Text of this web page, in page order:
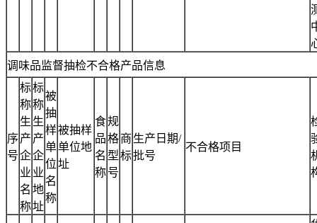
调味品监督抽检不合格产品信息
序
号
标
称
生
产
企
业
名
称
标
称
生
产
企
业
地
址
被
抽
样
单
位
名
称
被抽样
单位地
址
食
品
名
称
规
格
型
号
商
标
生产日期/
批号
不合格项目